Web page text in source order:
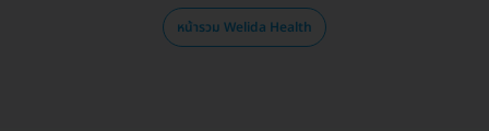
หน้ารวม Welida Health